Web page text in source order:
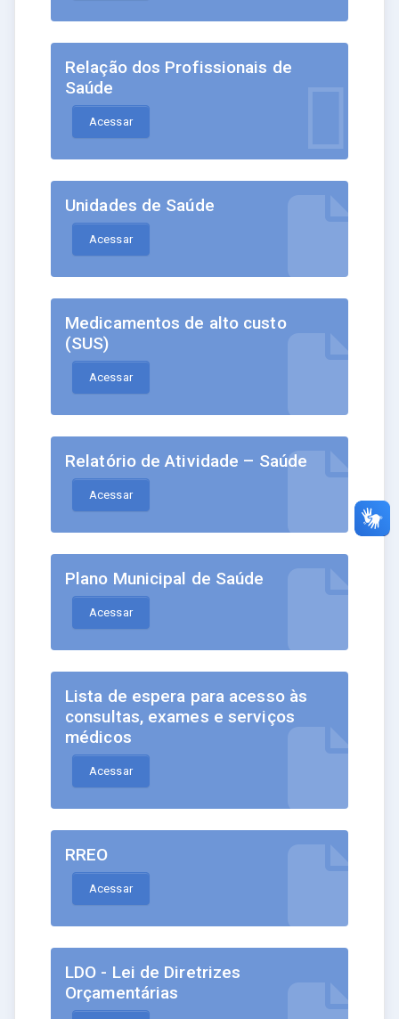
Relação dos Profissionais de
Saúde
Acessar
Unidades de Saúde
Acessar
Medicamentos de alto custo
(SUS)
Acessar
Relatório de Atividade – Saúde
Acessar
Plano Municipal de Saúde
Acessar
Lista de espera para acesso às
consultas, exames e serviços
médicos
Acessar
RREO
Acessar
LDO - Lei de Diretrizes
Orçamentárias